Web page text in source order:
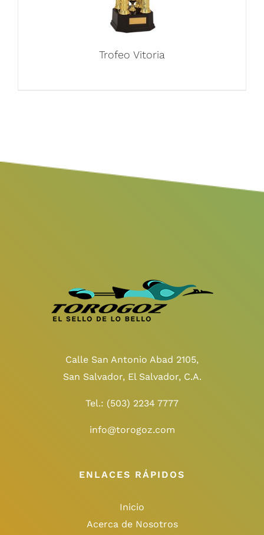
Trofeo Vitoria
Calle San Antonio Abad 2105,
San Salvador, El Salvador, C.A.
Tel.: (503) 2234 7777
info@torogoz.com
ENLACES RÁPIDOS
Inicio
Acerca de Nosotros